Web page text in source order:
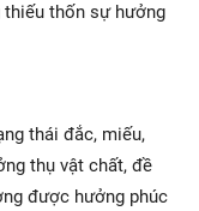
thốn sự hưởng
thái đắc, miếu,
thụ vật chất, đề
được hưởng phúc